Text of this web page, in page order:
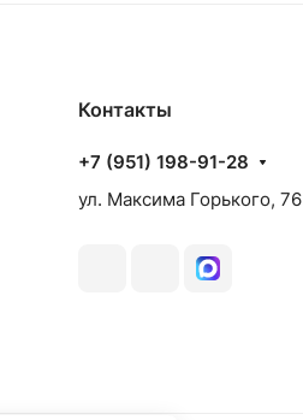
Контакты
+7 (951) 198-91-28
ул. Максима Горького, 76